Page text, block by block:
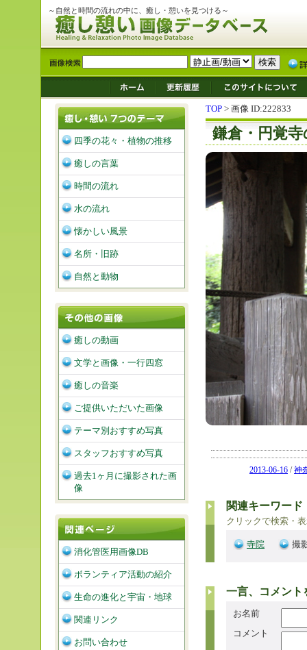
～自然と時間の流れの中に、癒し・憩いを見つける～
TOP > 画像 ID:222833
鎌倉・円覚
2013-06-16 / 神
関連キーワード
クリックで検索・
寺院 撮
一言、コメント
お名前
コメント
四季の花々・植物の推移
癒しの言葉
時間の流れ
水の流れ
懐かしい風景
名所・旧跡
自然と動物
癒しの動画
文学と画像・一行四窓
癒しの音楽
ご提供いただいた画像
テーマ別おすすめ写真
スタッフおすすめ写真
過去1ヶ月に撮影された画
像
消化管医用画像DB
ボランティア活動の紹介
生命の進化と宇宙・地球
関連リンク
お問い合わせ